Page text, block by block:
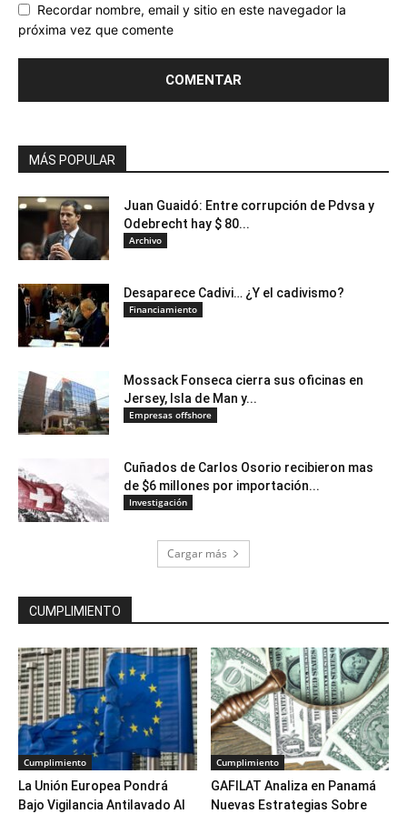
Recordar nombre, email y sitio en este navegador la
próxima vez que comente
MÁS POPULAR
Juan Guaidó: Entre corrupción de Pdvsa y
Odebrecht hay $ 80...
Archivo
Desaparece Cadivi… ¿Y el cadivismo?
Financiamiento
Mossack Fonseca cierra sus oficinas en
Jersey, Isla de Man y...
Empresas offshore
Cuñados de Carlos Osorio recibieron mas
de $6 millones por importación...
Investigación
Cargar más
CUMPLIMIENTO
Cumplimiento
La Unión Europea Pondrá
Bajo Vigilancia Antilavado Al
Cumplimiento
GAFILAT Analiza en Panamá
Nuevas Estrategias Sobre